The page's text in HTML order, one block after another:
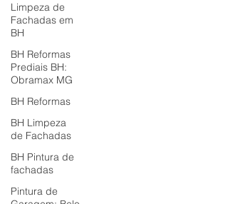
Limpeza de
Fachadas em
BH
BH Reformas
Prediais BH:
Obramax MG
BH Reformas
BH Limpeza
de Fachadas
BH Pintura de
fachadas
Pintura de